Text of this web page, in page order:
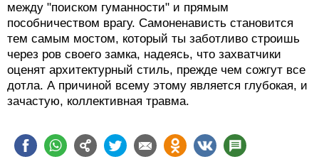
между "поиском гуманности" и прямым
пособничеством врагу. Самоненависть становится
тем самым мостом, который ты заботливо строишь
через ров своего замка, надеясь, что захватчики
оценят архитектурный стиль, прежде чем сожгут все
дотла. А причиной всему этому является глубокая, и
зачастую, коллективная травма.